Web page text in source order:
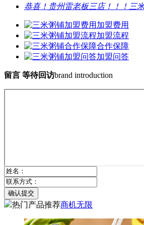
恭喜！贵州雷老板三店！！！三
加盟费用
加盟流程
合作保障
加盟问答
留言 等待回访brand introduction
确认提交
热门产品推荐商机无限